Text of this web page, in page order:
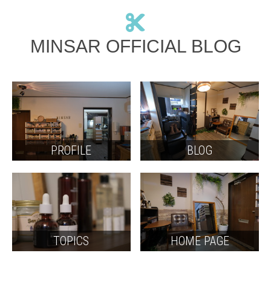
MINSAR OFFICIAL BLOG
PROFILE BLOG
TOPICS HOME PAGE